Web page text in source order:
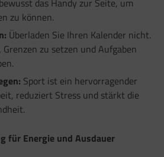
das Handy zur Seite, um
zu können.
Überladen Sie Ihren Kalender nicht.
zu setzen und Aufgaben
Sport ist ein hervorragender
reduziert Stress und stärkt die
für Energie und Ausdauer